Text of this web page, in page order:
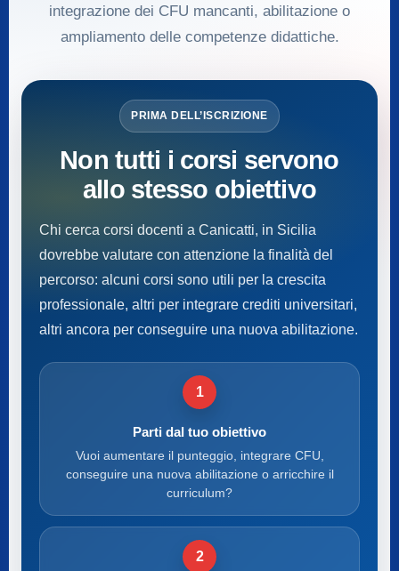
integrazione dei CFU mancanti, abilitazione o
ampliamento delle competenze didattiche.
PRIMA DELL’ISCRIZIONE
Non tutti i corsi servono
allo stesso obiettivo
Chi cerca corsi docenti a Canicatti, in Sicilia
dovrebbe valutare con attenzione la finalità del
percorso: alcuni corsi sono utili per la crescita
professionale, altri per integrare crediti universitari,
altri ancora per conseguire una nuova abilitazione.
1
Parti dal tuo obiettivo
Vuoi aumentare il punteggio, integrare CFU,
conseguire una nuova abilitazione o arricchire il
curriculum?
2